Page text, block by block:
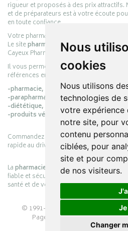
Nous
cookies
Nous utilisons
technologies de
votre expérience
notre site, pour
contenu
ciblées, pour
site et pour
de nos visiteurs.
Changer
rigueur et proposés à des prix attractifs.
et de préparateurs est à votre écoute
en toute confiance.
Votre pharmacie en ligne :
Le sitepharmacie-cayeux.frest le
Cayeux Pharmabest Berck-sur-Mer –
Il vous permet de réaliser vos achats en
références en :
-pharmacie,
-parapharmacie,
-diététique,
-produits vétérinaires.
Commandez simplement vos produits
rapide au drive ou la livraison à
Lapharmacie Cayeuxs’engage à vous
fiable et sécurisée, en officine comme en
santé et de votre bien-être.
© 1991-2026 PHARMACIE CAYEUX
Page mise à jour le 03/08/